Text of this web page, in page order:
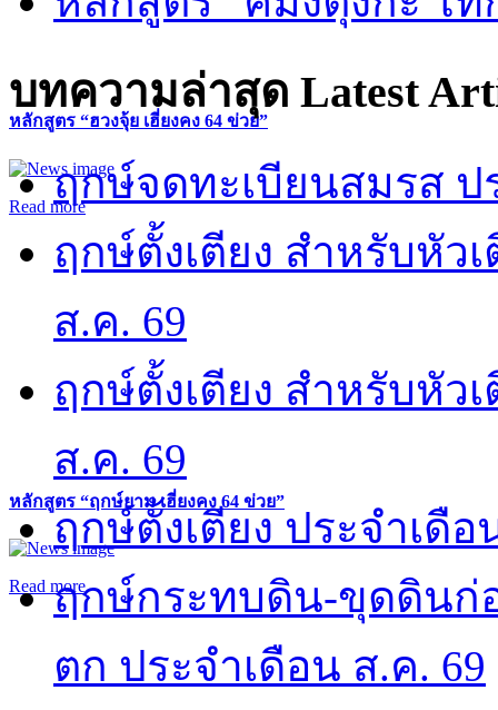
หลักสูตร “ฮวงจุ้ย เฮี่ยงคง 64 ข่วย”
Read more
หลักสูตร “ฤกษ์ยาม เฮี่ยงคง 64 ข่วย”
Read more
บทความล่าสุด Latest
ฤกษ์จดทะเบียนสมรส ป
ฤกษ์ตั้งเตียง สำหรับหัว
ส.ค. 69
ฤกษ์ตั้งเตียง สำหรับหัว
ส.ค. 69
ฤกษ์ตั้งเตียง ประจำเดือ
ฤกษ์กระทบดิน-ขุดดินก่
ตก ประจำเดือน ส.ค. 69